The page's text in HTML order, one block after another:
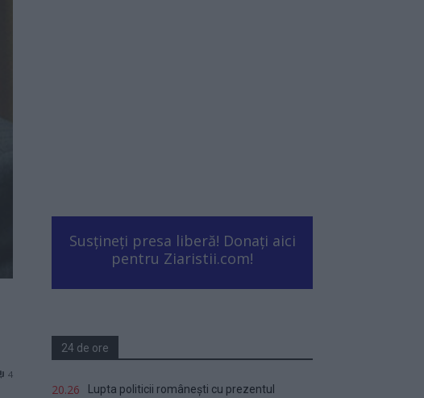
4
Susțineți presa liberă! Donați aici
pentru Ziaristii.com!
24 de ore
20.26 Lupta politicii românești cu prezentul